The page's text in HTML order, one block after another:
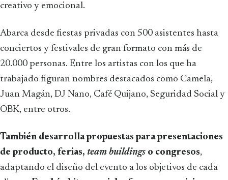
creativo y emocional.
Abarca desde fiestas privadas con 500 asistentes hasta
conciertos y festivales de gran formato con más de
20.000 personas. Entre los artistas con los que ha
trabajado figuran nombres destacados como Camela,
Juan Magán, DJ Nano, Café Quijano, Seguridad Social y
OBK, entre otros.
También desarrolla propuestas para presentaciones
de producto, ferias, team buildings o congresos,
adaptando el diseño del evento a los objetivos de cada